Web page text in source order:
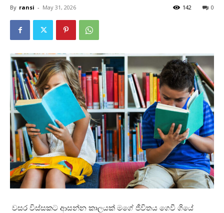
By ransi - May 31, 2026 0
142
වසර විස්සකට ආසන්න කාලයක් මගේ ජීවිතය ගෙවී ගියේ